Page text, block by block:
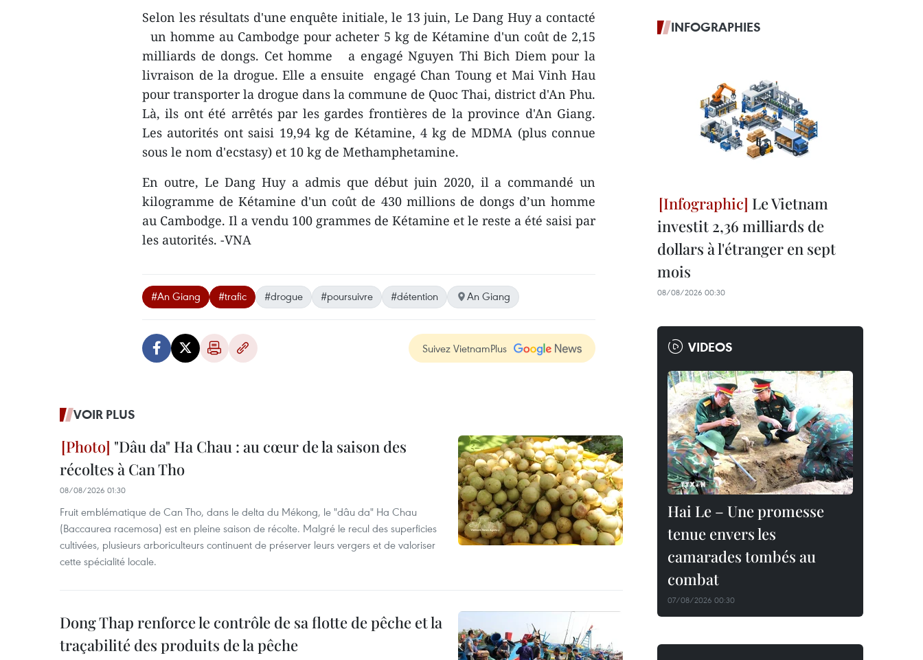
Selon les résultats d'une enquête initiale, le 13 juin, Le Dang Huy a contacté
un homme au Cambodge pour acheter 5 kg de Kétamine d'un coût de 2,15
milliards de dongs. Cet homme a engagé Nguyen Thi Bich Diem pour la
livraison de la drogue. Elle a ensuite engagé Chan Toung et Mai Vinh Hau
pour transporter la drogue dans la commune de Quoc Thai, district d'An Phu.
Là, ils ont été arrêtés par les gardes frontières de la province d'An Giang.
Les autorités ont saisi 19,94 kg de Kétamine, 4 kg de MDMA (plus connue
sous le nom d'ecstasy) et 10 kg de Methamphetamine.
En outre, Le Dang Huy a admis que début juin 2020, il a commandé un
kilogramme de Kétamine d'un coût de 430 millions de dongs d’un homme
au Cambodge. Il a vendu 100 grammes de Kétamine et le reste a été saisi par
les autorités. -VNA
#An Giang #trafic #drogue #poursuivre #détention An Giang
Suivez VietnamPlus
VOIR PLUS
"Dâu da" Ha Chau : au cœur de la saison des
récoltes à Can Tho
08/08/2026 01:30
Fruit emblématique de Can Tho, dans le delta du Mékong, le "dâu da" Ha Chau
(Baccaurea racemosa) est en pleine saison de récolte. Malgré le recul des superficies
cultivées, plusieurs arboriculteurs continuent de préserver leurs vergers et de valoriser
cette spécialité locale.
Dong Thap renforce le contrôle de sa flotte de pêche et la
traçabilité des produits de la pêche
INFOGRAPHIES
Le Vietnam
investit 2,36 milliards de
dollars à l'étranger en sept
mois
08/08/2026 00:30
VIDEOS
Hai Le – Une promesse
tenue envers les
camarades tombés au
combat
07/08/2026 00:30